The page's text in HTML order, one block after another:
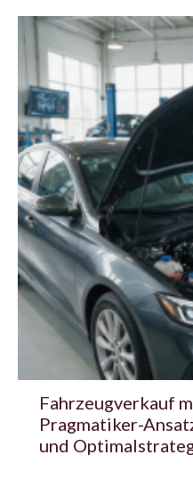
Fahrzeugverkauf
Pragmatiker-
und